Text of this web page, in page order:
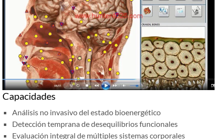
Capacidades
Análisis no invasivo del estado bioenergético
Detección temprana de desequilibrios funcionales
Evaluación integral de múltiples sistemas corporales